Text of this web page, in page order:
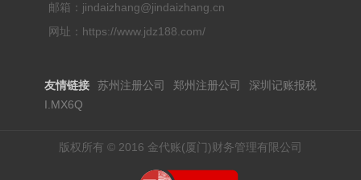
邮箱：jindaizhang@jindaizhang.cn
网址：https://www.jdz188.com/
友情链接 苏州注册公司 郑州注册公司
深圳记账报税
I.MX6Q
版权所有 © 2016 金代账(厦门)财务管理有限公司